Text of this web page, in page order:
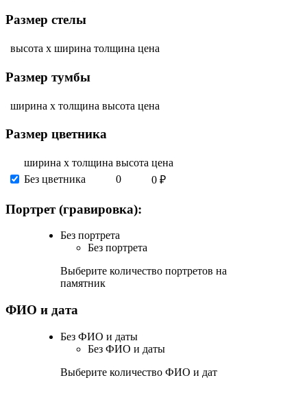
Размер стелы
высота х ширина толщина цена
Размер тумбы
ширина х толщина высота цена
Размер цветника
ширина х толщина высота цена
Без цветника
0 0 ₽
Портрет (гравировка):
Без портрета
Без портрета
Выберите количество портретов на
памятник
ФИО и дата
Без ФИО и даты
Без ФИО и даты
Выберите количество ФИО и дат